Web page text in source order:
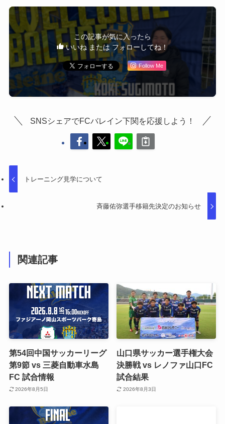
この記事が気に入ったら
いいね または フォローしてね！
Follow Me
SNSシェアでFCバレイン下関を応援しよう！
トレーニング見学について
斉藤佑弥選手移籍先決定のお知らせ
関連記事
第54回中国サッカーリーグ
第9節 vs 三菱自動車水島
FC 試合情報
2026年8月5日
山口県サッカー選手権大会
決勝戦 vs レノファ山口FC
試合結果
2026年8月3日